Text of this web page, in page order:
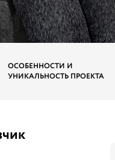
ОСОБЕННОСТИ И
УНИКАЛЬНОСТЬ ПРОЕКТА